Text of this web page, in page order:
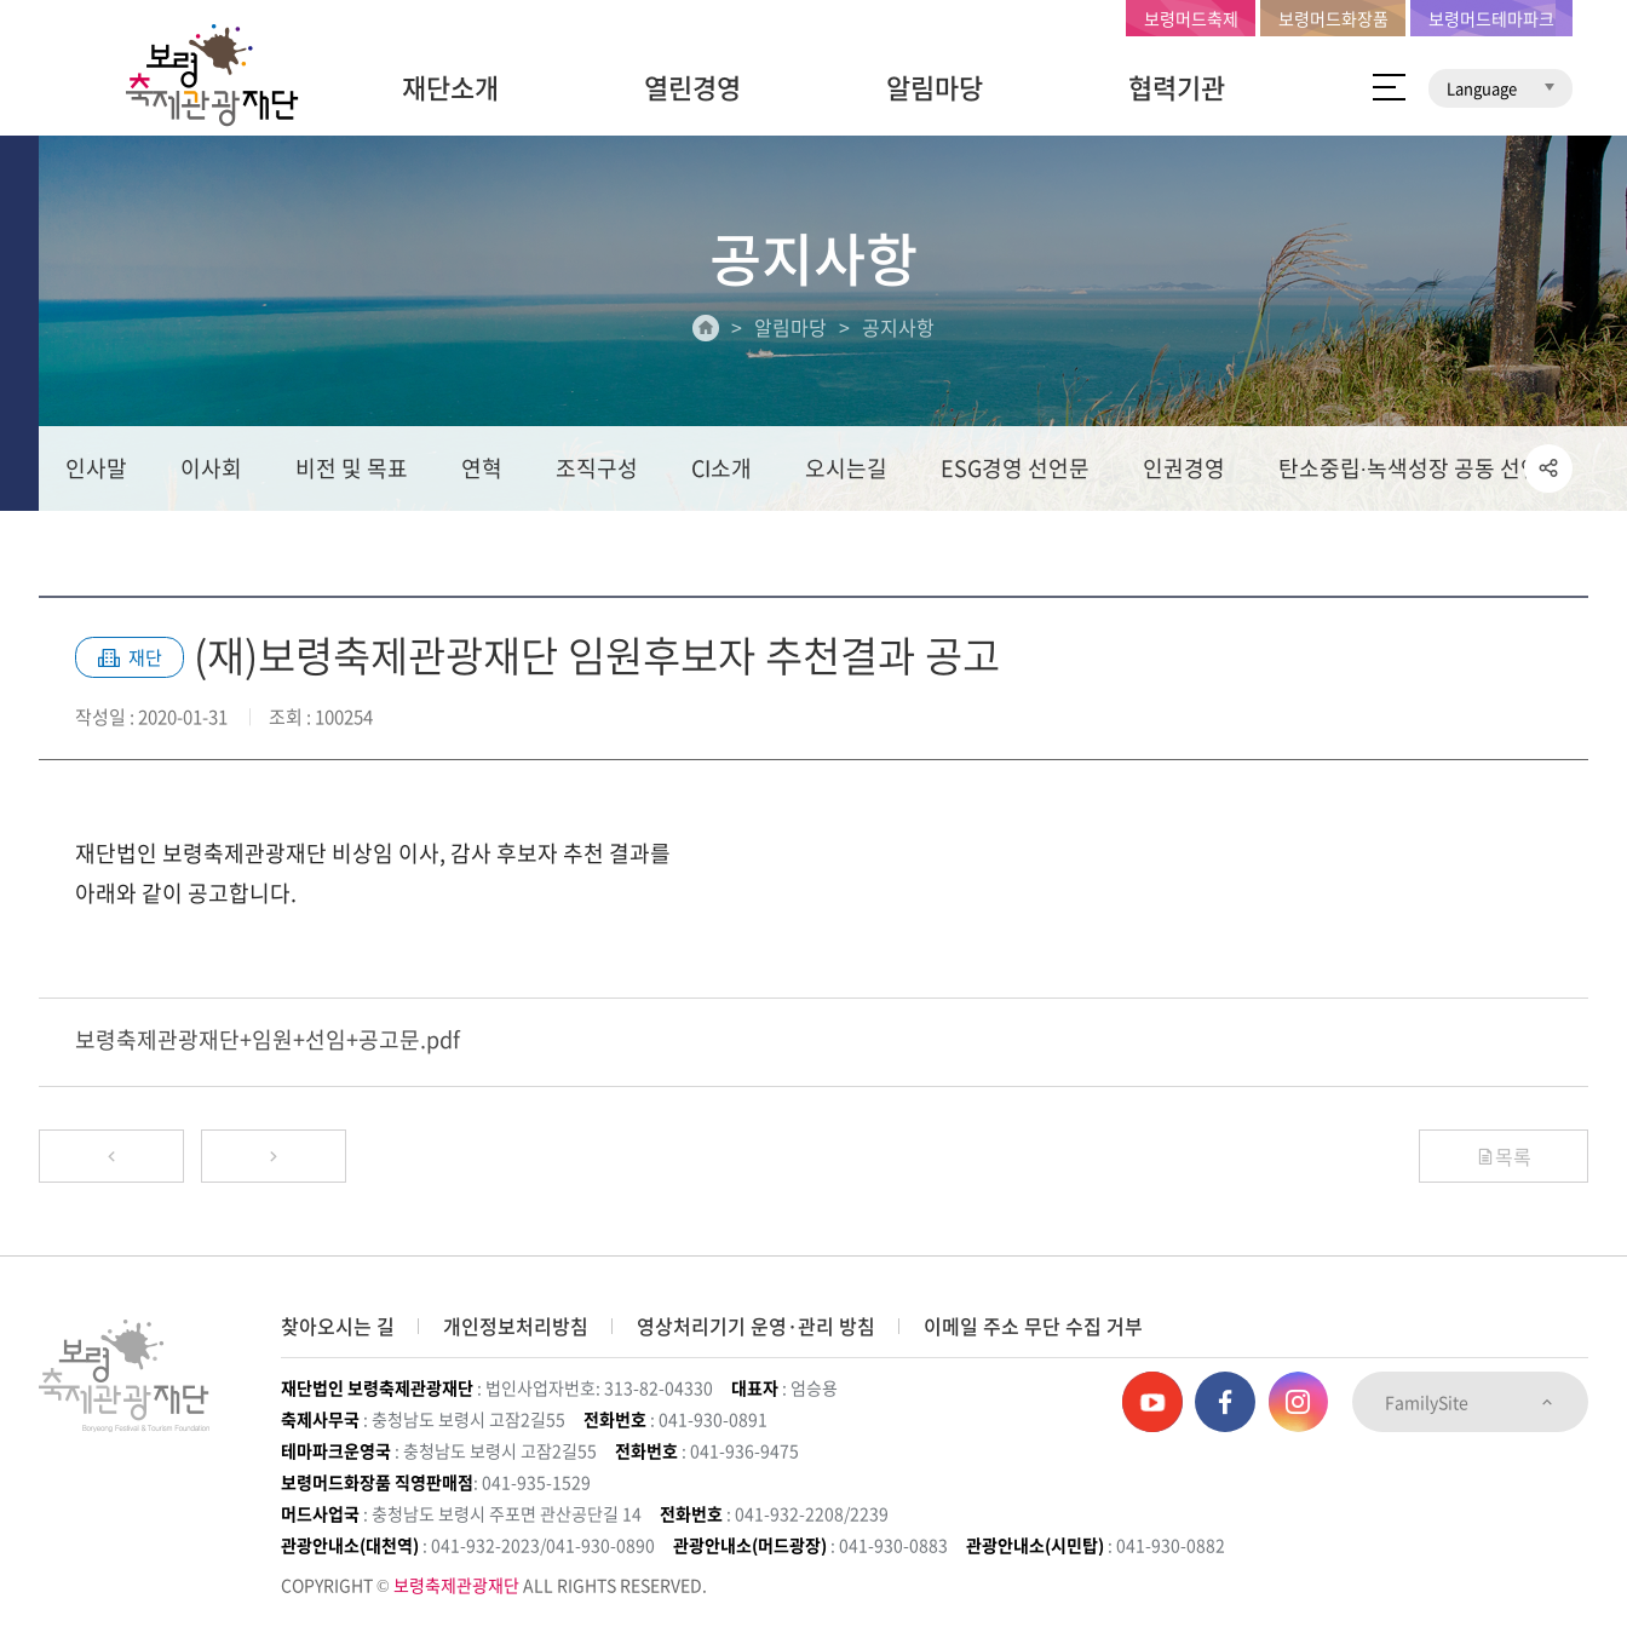
재단소개 열린경영 알림마당 협력기관 Language
보령머드축제 보령머드화장품 보령머드테마파크
공지사항
알림마당 공지사항
인사말 이사회 비전 및 목표 연혁 조직구성 CI소개 오시는길 ESG경영 선언문 인권경영 탄소중립∙녹색성장 공동 선언문
재단 (재)보령축제관광재단 임원후보자 추천결과 공고
작성일 : 2020-01-31 조회 : 100254
재단법인 보령축제관광재단 비상임 이사, 감사 후보자 추천 결과를
아래와 같이 공고합니다.
보령축제관광재단+임원+선임+공고문.pdf
목록
찾아오시는 길 개인정보처리방침 영상처리기기 운영·관리 방침 이메일 주소 무단 수집 거부
재단법인 보령축제관광재단 : 법인사업자번호: 313-82-04330 대표자 : 엄승용
축제사무국 : 충청남도 보령시 고잠2길55 전화번호 : 041-930-0891
테마파크운영국 : 충청남도 보령시 고잠2길55 전화번호 : 041-936-9475
보령머드화장품 직영판매점: 041-935-1529
머드사업국 : 충청남도 보령시 주포면 관산공단길 14 전화번호 : 041-932-2208/2239
관광안내소(대천역) : 041-932-2023/041-930-0890 관광안내소(머드광장) : 041-930-0883 관광안내소(시민탑) : 041-930-0882
COPYRIGHT © 보령축제관광재단ALL RIGHTS RESERVED.
FamilySite